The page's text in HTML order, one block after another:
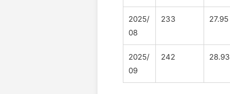
2025/
08
233 27.95
2025/
09
242 28.93